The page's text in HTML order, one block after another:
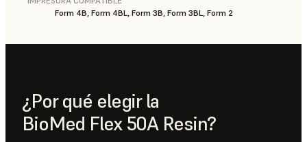
Form 4B, Form 4BL, Form 3B, Form 3BL, Form 2
¿Por qué elegir la
BioMed Flex 50A Resin?